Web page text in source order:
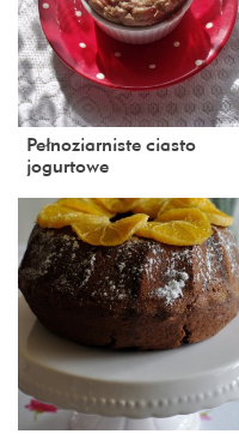
Pełnoziarniste ciasto
jogurtowe